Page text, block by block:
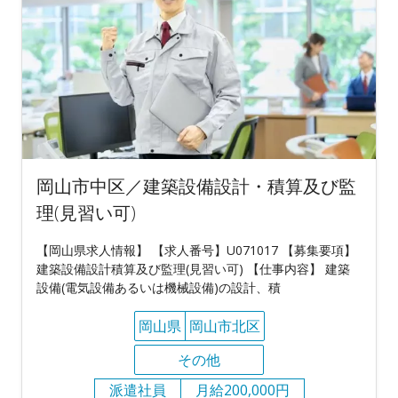
岡山市中区／建築設備設計・積算及び監
理(見習い可)
【岡山県求人情報】 【求人番号】U071017 【募集要項】
建築設備設計積算及び監理(見習い可) 【仕事内容】 建築
設備(電気設備あるいは機械設備)の設計、積
岡山県 岡山市北区
その他
派遣社員
月給200,000円